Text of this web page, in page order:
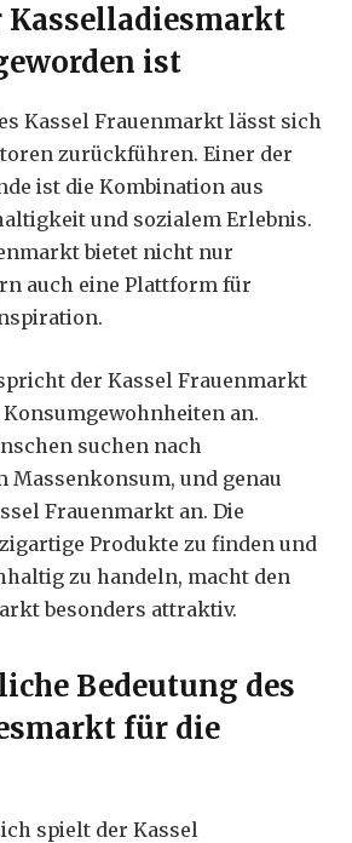
Kasselladiesmarkt
ist
Kassel Frauenmarkt lässt sich
zurückführen. Einer der
ist die Kombination aus
und sozialem Erlebnis.
bietet nicht nur
auch eine Plattform für
der Kassel Frauenmarkt
an.
suchen nach
Massenkonsum, und genau
Frauenmarkt an. Die
Produkte zu finden und
zu handeln, macht den
besonders attraktiv.
Bedeutung des
für die
spielt der Kassel